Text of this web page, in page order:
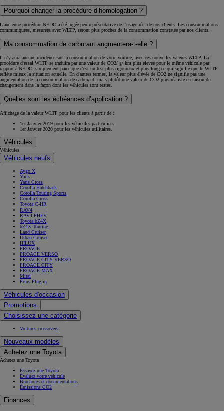
Pourquoi changer la procédure d’homologation ?
L’ancienne procédure NEDC a été jugée peu représentative de l’usage réel de nos clients. Les consommations
communiquées, mesurées avec WLTP, seront plus proches de la consommation constatée par nos clients.
Ma consommation de carburant augmentera-t-elle ?
Il n’y aura aucune incidence sur la consommation de votre voiture, avec ces nouvelles valeurs WLTP. La
procédure d'essai WLTP se traduira par une valeur de CO2/ g/ km plus élevée pour le même véhicule par
rapport à NEDC, simplement parce que c'est un test plus rigoureux et plus long ce qui signifie que le WLTP
reflète mieux la situation actuelle. En d'autres termes, la valeur plus élevée de CO2 ne signifie pas une
augmentation de la consommation de carburant, mais plutôt une valeur de CO2 plus réaliste en raison du
changement dans la façon dont les véhicules sont testés.
Quelles sont les échéances d’application ?
Affichage de la valeur WLTP pour les clients à partir de :
1er Janvier 2019 pour les véhicules particuliers
1er Janvier 2020 pour les véhicules utilitaires.
Véhicules
Véhicules
Véhicules neufs
Aygo X
Yaris
Yaris Cross
Corolla Hatchback
Corolla Touring Sports
Corolla Cross
Toyota C-HR
RAV4
RAV4 PHEV
Toyota bZ4X
bZ4X Touring
Land Cruiser
Urban Cruiser
HILUX
PROACE
PROACE VERSO
PROACE CITY VERSO
PROACE CITY
PROACE MAX
Mirai
Prius Plug-in
Véhicules d'occasion
Promotions
Choisissez une catégorie
Voitures crossovers
Nouveaux modèles
Achetez une Toyota
Achetez une Toyota
Essayez une Toyota
Évaluez votre véhicule
Brochures et documentations
Émissions CO2
Finances